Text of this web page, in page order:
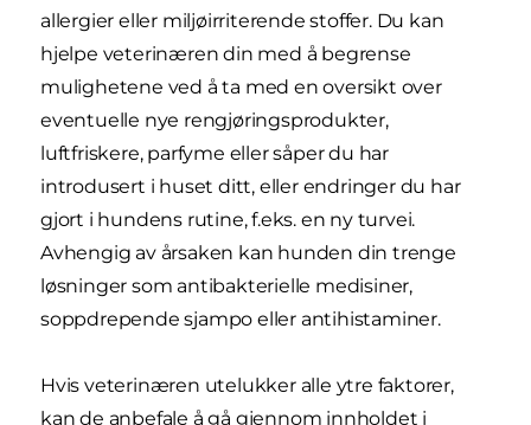
allergier eller miljøirriterende stoffer. Du kan
hjelpe veterinæren din med å begrense
mulighetene ved å ta med en oversikt over
eventuelle nye rengjøringsprodukter,
luftfriskere, parfyme eller såper du har
introdusert i huset ditt, eller endringer du har
gjort i hundens rutine, f.eks. en ny turvei.
Avhengig av årsaken kan hunden din trenge
løsninger som antibakterielle medisiner,
soppdrepende sjampo eller antihistaminer.
Hvis veterinæren utelukker alle ytre faktorer,
kan de anbefale å gå gjennom innholdet i